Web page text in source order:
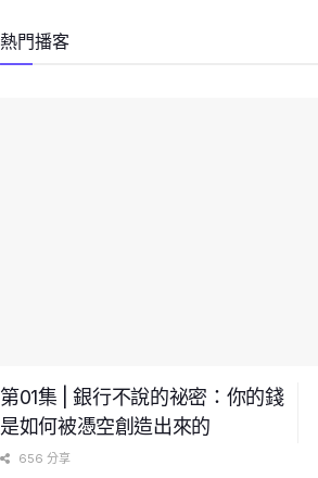
熱門播客
第01集 | 銀行不說的祕密：你的錢
是如何被憑空創造出來的
656 分享